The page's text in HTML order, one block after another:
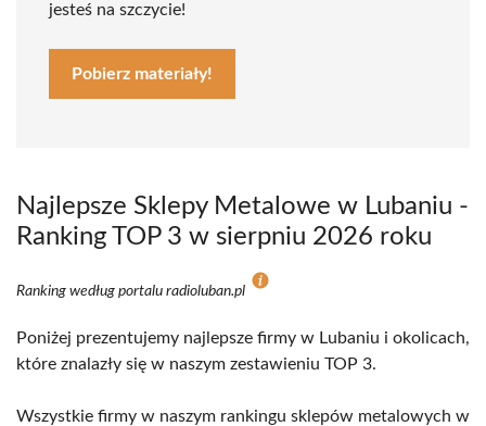
jesteś na szczycie!
Pobierz materiały!
Najlepsze Sklepy Metalowe w Lubaniu -
Ranking TOP 3 w sierpniu 2026 roku
Ranking według portalu radioluban.pl
Poniżej prezentujemy najlepsze firmy w Lubaniu i okolicach,
które znalazły się w naszym zestawieniu TOP 3.
Wszystkie firmy w naszym rankingu sklepów metalowych w